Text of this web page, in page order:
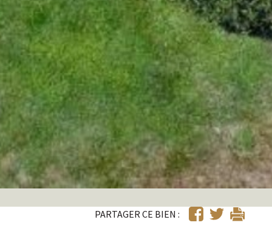
PARTAGER CE BIEN :